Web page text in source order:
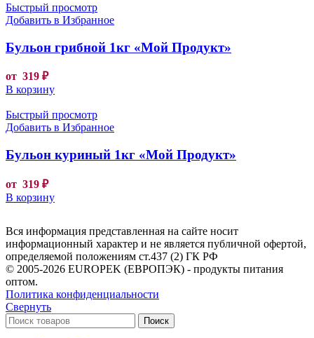
Быстрый просмотр
Добавить в Избранное
Бульон грибной 1кг «Мой Продукт»
от 319 ₽
В корзину
Быстрый просмотр
Добавить в Избранное
Бульон куриный 1кг «Мой Продукт»
от 319 ₽
В корзину
Вся информация представленная на сайте носит
информационный характер и не является публичной офертой,
определяемой положениям ст.437 (2) ГК РФ
© 2005-2026 EUROPEK (ЕВРОПЭК) - продукты питания
оптом.
Политика конфиденциальности
Свернуть
Поиск